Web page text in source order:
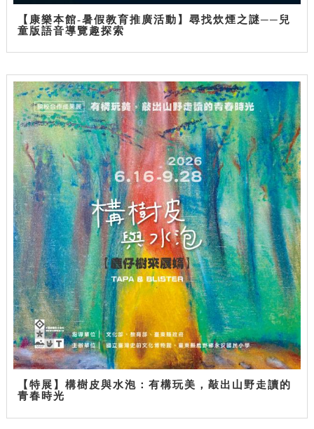
【康樂本館-暑假教育推廣活動】尋找炊煙之謎──兒
童版語音導覽趣探索
【特展】構樹皮與水泡：有構玩美，敲出山野走讀的
青春時光